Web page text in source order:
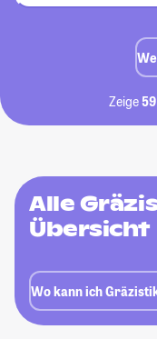
Zeige59
Alle
Übersicht
Wo kann ich